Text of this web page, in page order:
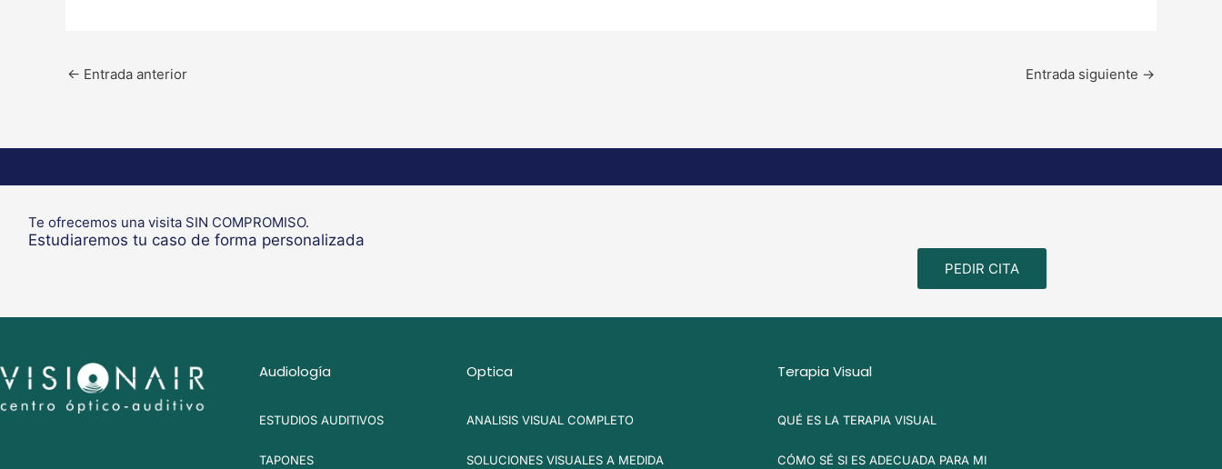
← Entrada anterior Entrada siguiente →
Te ofrecemos una visita SIN COMPROMISO.
Estudiaremos tu caso de forma personalizada
PEDIR CITA
Audiología
ESTUDIOS AUDITIVOS
TAPONES
Optica
ANALISIS VISUAL COMPLETO
SOLUCIONES VISUALES A MEDIDA
Terapia Visual
QUÉ ES LA TERAPIA VISUAL
CÓMO SÉ SI ES ADECUADA PARA MI